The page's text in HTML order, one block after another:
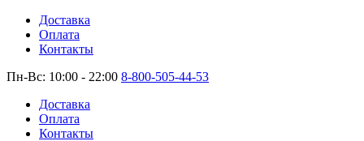
Доставка
Оплата
Контакты
Пн-Вс: 10:00 - 22:00 8-800-505-44-53
Доставка
Оплата
Контакты